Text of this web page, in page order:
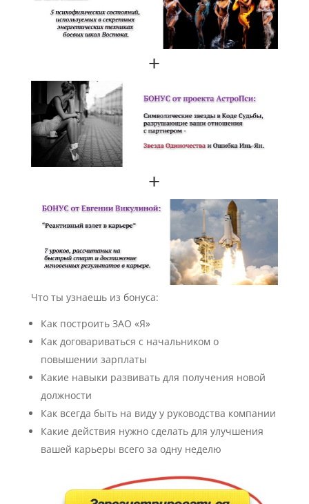
+
+
Что ты узнаешь из бонуса:
Как построить ЗАО «Я»
Как договариваться с начальником о
повышении зарплаты
Какие навыки развивать для получения новой
должности
Как всегда быть на виду у руководства компании
Какие действия нужно сделать для улучшения
вашей карьеры всего за одну неделю